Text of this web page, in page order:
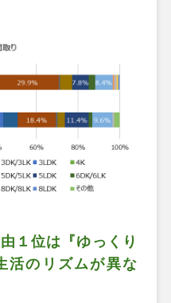
１位は『ゆっくり
活のリズムが異な